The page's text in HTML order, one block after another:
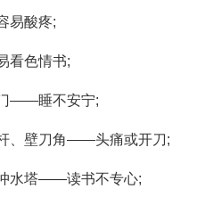
酸疼;
色情书;
——睡不安宁;
、壁刀角——头痛或开刀;
水塔——读书不专心;